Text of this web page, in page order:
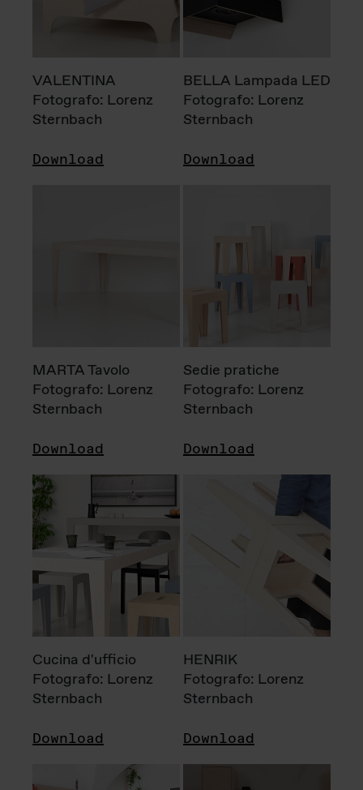
VALENTINA
Fotografo: Lorenz
Sternbach
Download
BELLA Lampada LED
Fotografo: Lorenz
Sternbach
Download
MARTA Tavolo
Fotografo: Lorenz
Sternbach
Download
Sedie pratiche
Fotografo: Lorenz
Sternbach
Download
Cucina d'ufficio
Fotografo: Lorenz
Sternbach
Download
HENRIK
Fotografo: Lorenz
Sternbach
Download